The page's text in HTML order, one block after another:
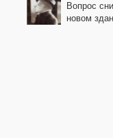
Вопрос
новом